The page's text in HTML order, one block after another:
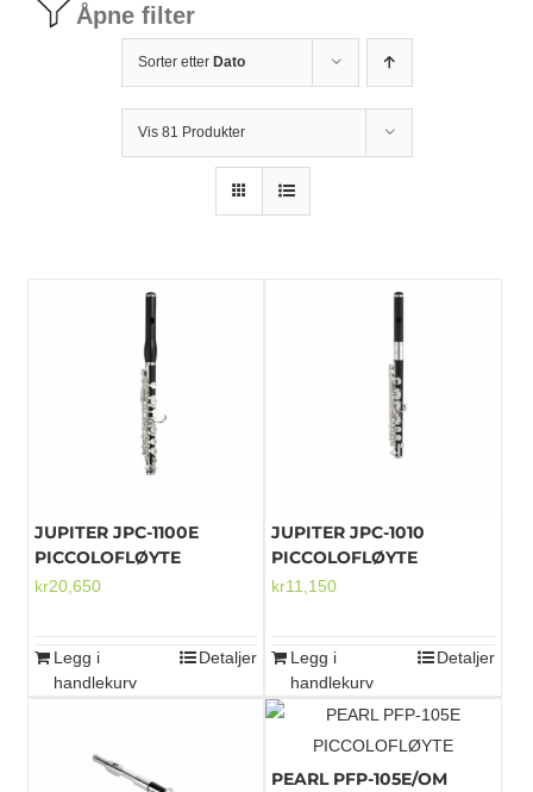
Instrumenter og tilbehør
Bager/ etuier
Diverse tilbehør
Åpne filter
Sorter etter Dato
Vis 81 Produkter
JUPITER JPC-1100E
PICCOLOFLØYTE
kr20,650
Legg i
handlekurv
Detaljer
JUPITER JPC-1010
PICCOLOFLØYTE
kr11,150
Legg i
handlekurv
Detaljer
PEARL PFP-105E/OM